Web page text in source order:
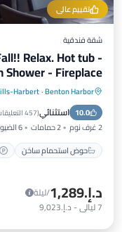
تقييم عالي
شقة فندقية
Relax. Hot tub -
Shower - Fireplace.
Benton Harbor
·
Harbert
10.0 استثنائي(457 التعليقات
2 غرف نوم 2 حمامات 6 الضيوف
حوض استحمام ساخن
حوض
إطلالة على
د.إ.‏1,289
/ليلة
7ليالي- د.إ.‏9,023